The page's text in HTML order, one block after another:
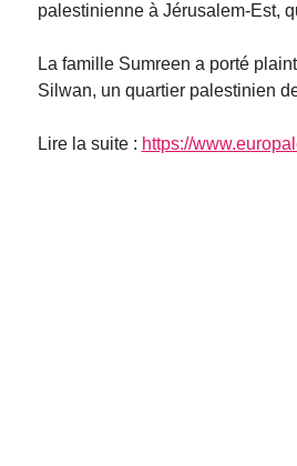
palestinienne à Jérusalem-Est,
La famille Sumreen a porté
Silwan, un quartier palestinien
Lire la suite : https://